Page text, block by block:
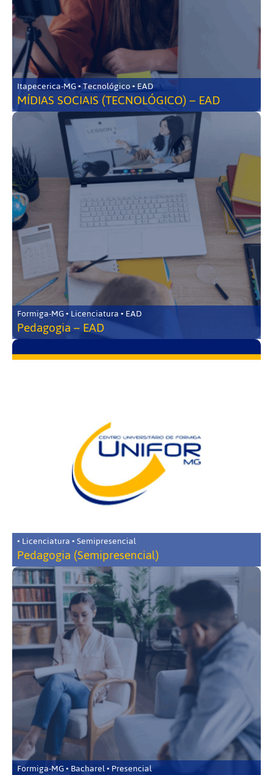
Itapecerica-MG • Tecnológico • EAD
MÍDIAS SOCIAIS (TECNOLÓGICO) – EAD
Formiga-MG • Licenciatura • EAD
Pedagogia – EAD
• Licenciatura • Semipresencial
Pedagogia (Semipresencial)
Formiga-MG • Bacharel • Presencial